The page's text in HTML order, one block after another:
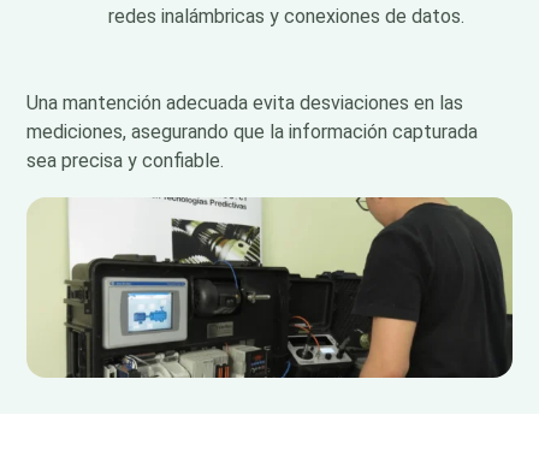
redes inalámbricas y conexiones de datos.
Una mantención adecuada evita desviaciones en las
mediciones, asegurando que la información capturada
sea precisa y confiable.